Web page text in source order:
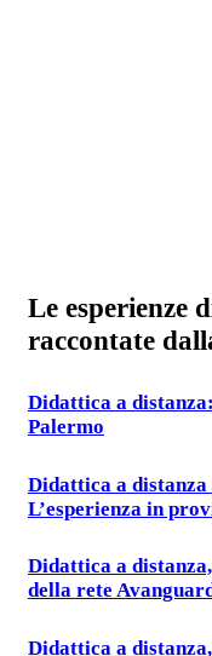
Le esperienze
raccontate
Didattica a
Palermo
Didattica a distanza
L’esperienza in
Didattica a
della rete
Didattica a